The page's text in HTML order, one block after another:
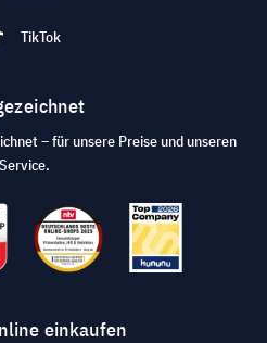
TikTok
– für unsere Preise und unseren
Service.
einkaufen